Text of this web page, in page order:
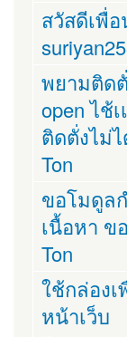
สวัสดีเพื่
พยามติด
open ไช้
ติดตั่งไม่
Ton
ขอโมดูล
เนื้อหา ข
Ton
ใช้กล่อง
หน้าเว็บ